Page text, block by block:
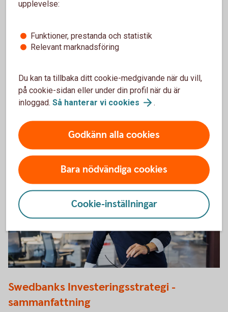
1300384621
Payment Talks
Sändes 2 juni
Ta del av webbinariet Payment Talks i efterhand
Swedbanks Investeringsstrategi -
sammanfattning
upplevelse:
Funktioner, prestanda och statistik
Relevant marknadsföring
Du kan ta tillbaka ditt cookie-medgivande när du vill,
på cookie-sidan eller under din profil när du är
inloggad. Så hanterar vi cookies .
Godkänn alla cookies
Bara nödvändiga cookies
Cookie-inställningar